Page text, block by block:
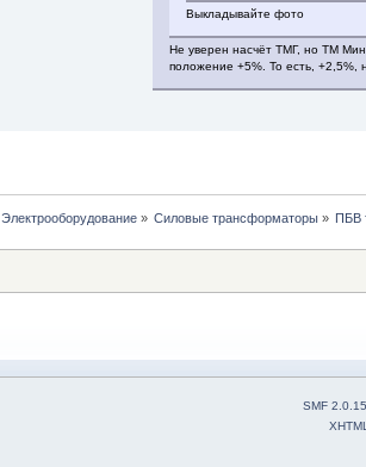
Выкладывайте фото
Не уверен насчёт ТМГ, но ТМ
положение +5%. То есть, +2,5%,
Электрооборудование» Силовые трансформаторы» ПБВ
SMF 2.0.15